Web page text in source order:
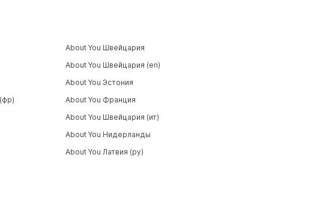
About You Швейцария
About You Швейцария (en)
About You Эстония
About You Франция
About You Швейцария (ит)
About You Нидерланды
About You Латвия (ру)